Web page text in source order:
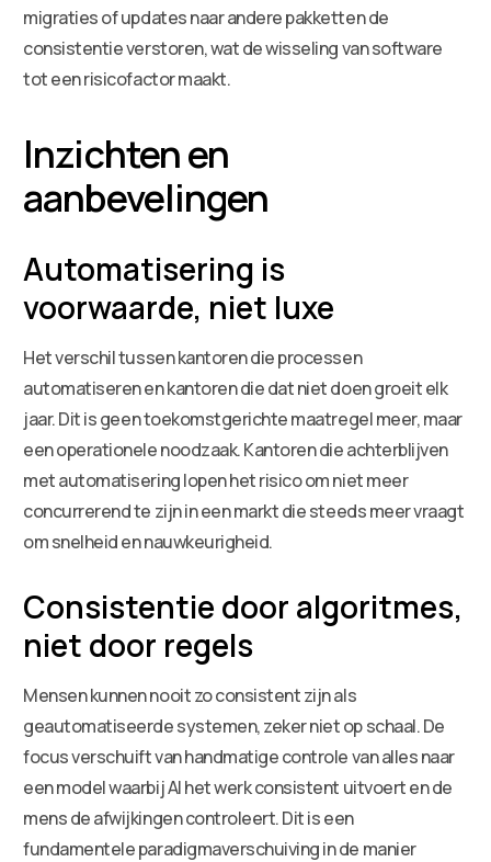
migraties of updates naar andere pakketten de
consistentie verstoren, wat de wisseling van software
tot een risicofactor maakt.
Inzichten en
aanbevelingen
Automatisering is
voorwaarde, niet luxe
Het verschil tussen kantoren die processen
automatiseren en kantoren die dat niet doen groeit elk
jaar. Dit is geen toekomstgerichte maatregel meer, maar
een operationele noodzaak. Kantoren die achterblijven
met automatisering lopen het risico om niet meer
concurrerend te zijn in een markt die steeds meer vraagt
om snelheid en nauwkeurigheid.
Consistentie door algoritmes,
niet door regels
Mensen kunnen nooit zo consistent zijn als
geautomatiseerde systemen, zeker niet op schaal. De
focus verschuift van handmatige controle van alles naar
een model waarbij AI het werk consistent uitvoert en de
mens de afwijkingen controleert. Dit is een
fundamentele paradigmaverschuiving in de manier